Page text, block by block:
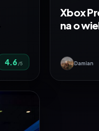
4.6 /5
Xbox
na o
Damian